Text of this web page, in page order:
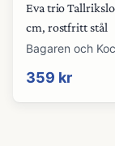
Eva trio
cm, rostfritt stål
Bagaren och
359 kr